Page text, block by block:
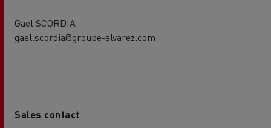
Gael SCORDIA
gael.scordia@groupe-alvarez.com
Sales contact